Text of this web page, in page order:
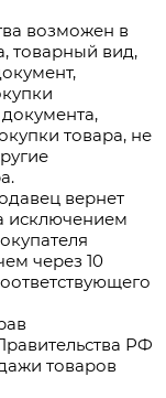
возможен в
товарный вид,
документа,
товара, не
вернет
исключением
через 10
РФ
товаров